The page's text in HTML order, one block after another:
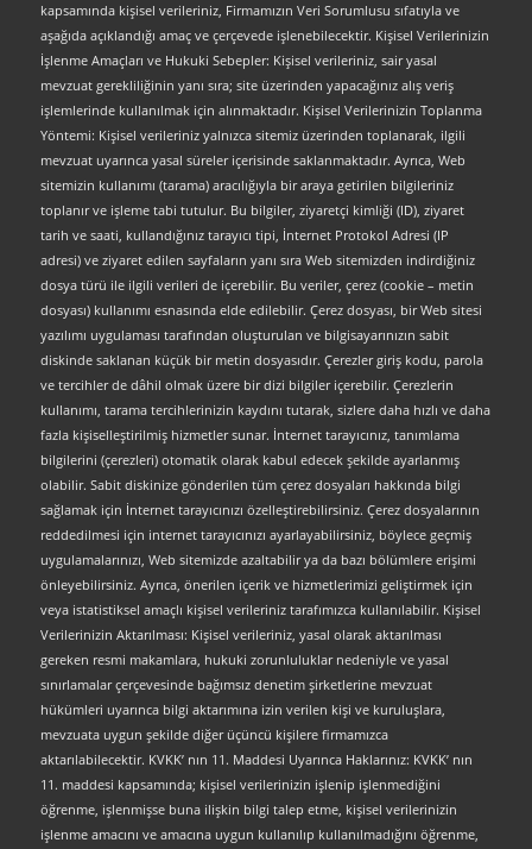
kapsamında kişisel verileriniz, Firmamızın Veri Sorumlusu sıfatıyla ve
aşağıda açıklandığı amaç ve çerçevede işlenebilecektir. Kişisel Verilerinizin
İşlenme Amaçları ve Hukuki Sebepler: Kişisel verileriniz, sair yasal
mevzuat gerekliliğinin yanı sıra; site üzerinden yapacağınız alış veriş
işlemlerinde kullanılmak için alınmaktadır. Kişisel Verilerinizin Toplanma
Yöntemi: Kişisel verileriniz yalnızca sitemiz üzerinden toplanarak, ilgili
mevzuat uyarınca yasal süreler içerisinde saklanmaktadır. Ayrıca, Web
sitemizin kullanımı (tarama) aracılığıyla bir araya getirilen bilgileriniz
toplanır ve işleme tabi tutulur. Bu bilgiler, ziyaretçi kimliği (ID), ziyaret
tarih ve saati, kullandığınız tarayıcı tipi, İnternet Protokol Adresi (IP
adresi) ve ziyaret edilen sayfaların yanı sıra Web sitemizden indirdiğiniz
dosya türü ile ilgili verileri de içerebilir. Bu veriler, çerez (cookie – metin
dosyası) kullanımı esnasında elde edilebilir. Çerez dosyası, bir Web sitesi
yazılımı uygulaması tarafından oluşturulan ve bilgisayarınızın sabit
diskinde saklanan küçük bir metin dosyasıdır. Çerezler giriş kodu, parola
ve tercihler de dâhil olmak üzere bir dizi bilgiler içerebilir. Çerezlerin
kullanımı, tarama tercihlerinizin kaydını tutarak, sizlere daha hızlı ve daha
fazla kişiselleştirilmiş hizmetler sunar. İnternet tarayıcınız, tanımlama
bilgilerini (çerezleri) otomatik olarak kabul edecek şekilde ayarlanmış
olabilir. Sabit diskinize gönderilen tüm çerez dosyaları hakkında bilgi
sağlamak için İnternet tarayıcınızı özelleştirebilirsiniz. Çerez dosyalarının
reddedilmesi için internet tarayıcınızı ayarlayabilirsiniz, böylece geçmiş
uygulamalarınızı, Web sitemizde azaltabilir ya da bazı bölümlere erişimi
önleyebilirsiniz. Ayrıca, önerilen içerik ve hizmetlerimizi geliştirmek için
veya istatistiksel amaçlı kişisel verileriniz tarafımızca kullanılabilir. Kişisel
Verilerinizin Aktarılması: Kişisel verileriniz, yasal olarak aktarılması
gereken resmi makamlara, hukuki zorunluluklar nedeniyle ve yasal
sınırlamalar çerçevesinde bağımsız denetim şirketlerine mevzuat
hükümleri uyarınca bilgi aktarımına izin verilen kişi ve kuruluşlara,
mevzuata uygun şekilde diğer üçüncü kişilere firmamızca
aktarılabilecektir. KVKK’ nın 11. Maddesi Uyarınca Haklarınız: KVKK’ nın
11. maddesi kapsamında; kişisel verilerinizin işlenip işlenmediğini
öğrenme, işlenmişse buna ilişkin bilgi talep etme, kişisel verilerinizin
işlenme amacını ve amacına uygun kullanılıp kullanılmadığını öğrenme,